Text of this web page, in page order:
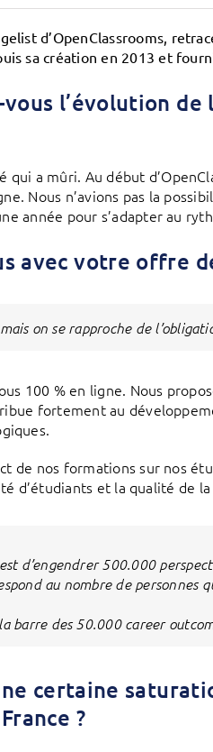
d’OpenClassrooms,
sa création en 2013 et
l’évolution de
a mûri. Au début
Nous n’avions pas la
année pour s’adapter au
avec votre offre
on se rapproche de
100 % en ligne. Nous
fortement au
de nos formations sur nos
d’étudiants et la qualité de
d’engendrer 500.000
au nombre de personnes
barre des 50.000 career
certaine
?